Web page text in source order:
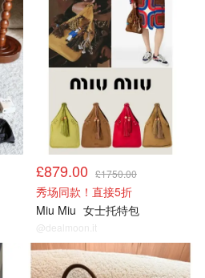
£879.00 £1750.00
秀场同款！直接5折
Miu Miu 女士托特包
@dealmoon.it